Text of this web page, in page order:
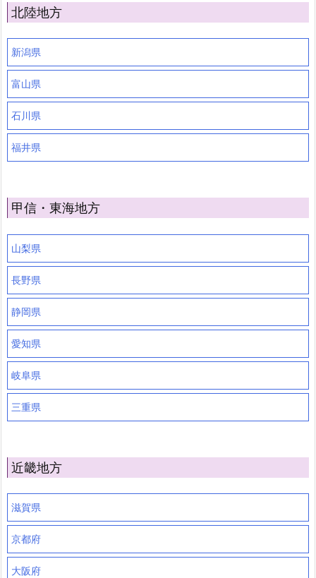
北陸地方
新潟県
富山県
石川県
福井県
甲信・東海地方
山梨県
長野県
静岡県
愛知県
岐阜県
三重県
近畿地方
滋賀県
京都府
大阪府